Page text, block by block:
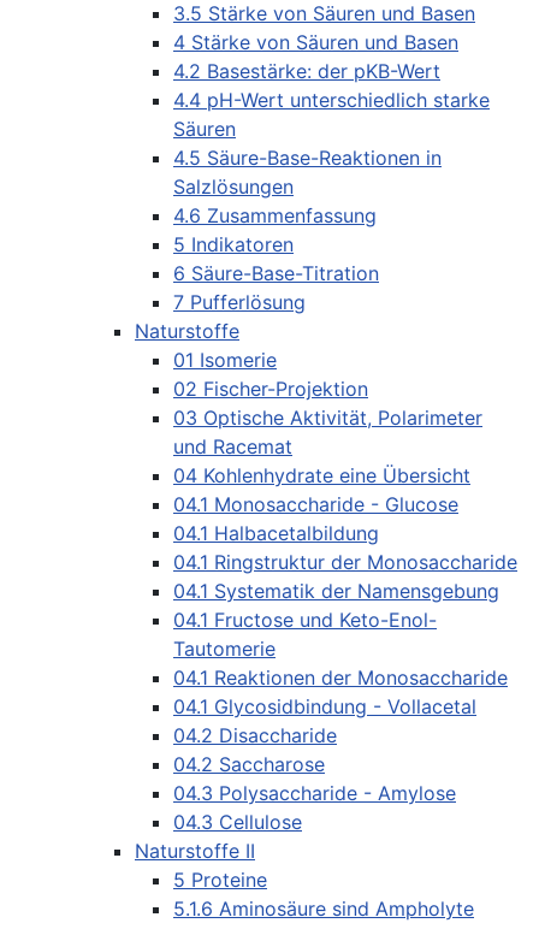
3.5 Stärke von Säuren und Basen
4 Stärke von Säuren und Basen
4.2 Basestärke: der pKB-Wert
4.4 pH-Wert unterschiedlich starke
Säuren
4.5 Säure-Base-Reaktionen in
Salzlösungen
4.6 Zusammenfassung
5 Indikatoren
6 Säure-Base-Titration
7 Pufferlösung
Naturstoffe
01 Isomerie
02 Fischer-Projektion
03 Optische Aktivität, Polarimeter
und Racemat
04 Kohlenhydrate eine Übersicht
04.1 Monosaccharide - Glucose
04.1 Halbacetalbildung
04.1 Ringstruktur der Monosaccharide
04.1 Systematik der Namensgebung
04.1 Fructose und Keto-Enol-
Tautomerie
04.1 Reaktionen der Monosaccharide
04.1 Glycosidbindung - Vollacetal
04.2 Disaccharide
04.2 Saccharose
04.3 Polysaccharide - Amylose
04.3 Cellulose
Naturstoffe II
5 Proteine
5.1.6 Aminosäure sind Ampholyte